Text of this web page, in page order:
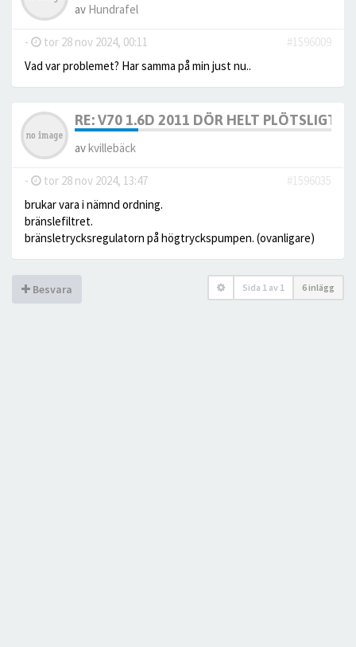
av Hundrafel
- tor 28 nov 2024, 00:11
#1596009
Vad var problemet? Har samma på min just nu..
RE: V70 1.6D 2011 DÖR HELT PLÖTSLIGT
avkvillebäck
- tor 28 nov 2024, 13:47
#1596035
brukar vara i nämnd ordning.
bränslefiltret.
bränsletrycksregulatorn på högtryckspumpen. (ovanligare)
Besvara Sida 1 av 1 6 inlägg